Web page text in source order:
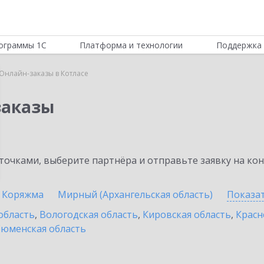
1С Платформа и технологии Поддержка
заказы в Котласе
выберите партнёра и отправьте заявку на
Коряжма Мирный (Архангельская область)
, Вологодская область, Кировская область,
область